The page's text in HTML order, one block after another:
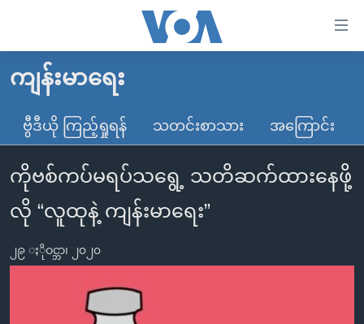
လွယ်ကူ
သည့်
Link
များ
ပင်မ
သို့
မူလစာမျက်နှာ
မြန်မာ
ကမ္ဘာ့သတင်းများ
နိုင်ငံတကာ
အမေရိကန်
အစ္စရေး-ပါလက်စတိုင်း
ဗွီဒီယို
သတင်းလွတ်လပ်ခွင့်
ရပ်ဝန်းတခု လမ်းတခု အလွန်
အင်္ဂလိပ်စာလေ့လာမယ်
အမေရိကန်သုံးအီဒီယံ
မကြေးမုံရဲ့ အင်္ဂလိပ်စာ
အပတ်စဉ်ကဏ္ဍများ
ရေဒီယိုနှင့်ရုပ်သံ အချက်အလက်များ
ကျန်းမာရေး
ဗွီဒီယို ကြည့်ရှုရန် သတင်းစာသား အကြောင်း
ကိုဗစ်ကပ်မရပ်သရွေ့ သတိဆက်ထားနေဖို့
လို “လူထုနဲ့ ကျန်းမာရေး”
၂၉ ႏိုဝင္ဘာ၊ ၂၀၂၀